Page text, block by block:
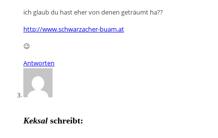
ich glaub du hast eher von denen geträumt ha??
http://www.schwarzacher-buam.at
😉
Antworten
Keksal schreibt: